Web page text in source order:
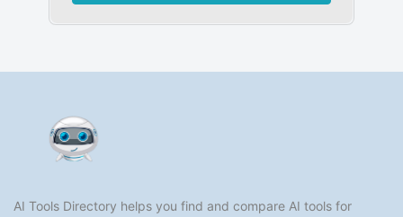
AI Tools Directory helps you find and compare AI tools for